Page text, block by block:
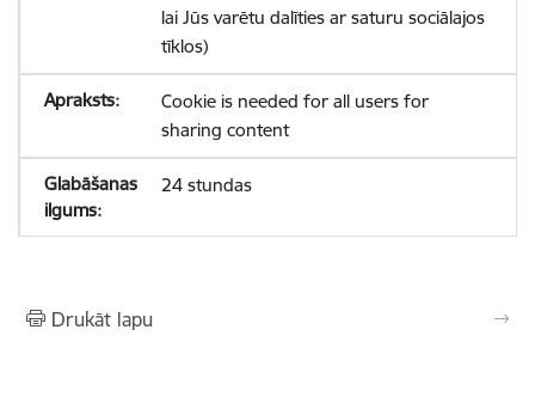
lai Jūs varētu dalīties ar saturu sociālajos
tīklos)
Cookie is needed for all users for
sharing content
24 stundas
Drukāt lapu